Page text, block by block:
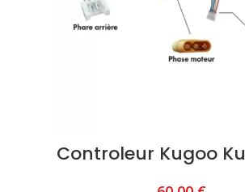
Controleur Kugoo